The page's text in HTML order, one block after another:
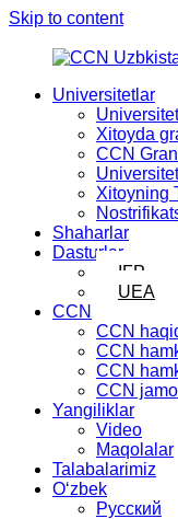
Skip to content
Universitetlar
Xitoyda
CCN
Xitoyning
Shaharlar
Dasturlar
IFP
UEA
CCN
CCN
CCN
CCN
CCN
Yangiliklar
Video
Maqolalar
Talabalarimiz
Oʻzbek
Русский